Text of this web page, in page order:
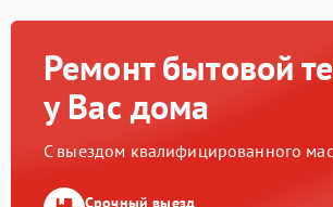
Ремонт бытовой
у Вас дома
С выездом квалифицированного
Срочный выезд